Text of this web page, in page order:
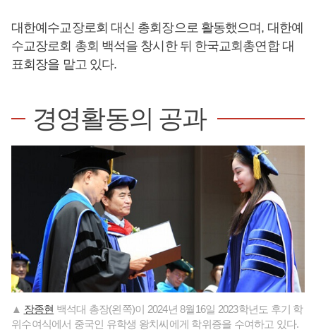
대한예수교장로회 대신 총회장으로 활동했으며, 대한예
수교장로회 총회 백석을 창시한 뒤 한국교회총연합 대
표회장을 맡고 있다.
경영활동의 공과
▲ 장종현 백석대 총장(왼쪽)이 2024년 8월16일 2023학년도 후기 학
위수여식에서 중국인 유학생 왕치씨에게 학위증을 수여하고 있다.